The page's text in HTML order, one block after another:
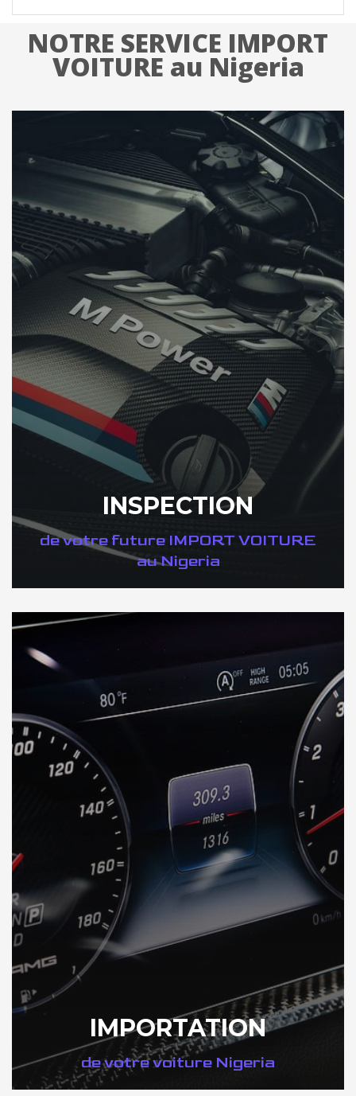
NOTRE SERVICE IMPORT
VOITURE au Nigeria
INSPECTION
de votre future IMPORT VOITURE
au Nigeria
DÉCOUVREZ VOTRE INSPECTION AUTO au Nigeria
IMPORTATION
de votre voiture Nigeria